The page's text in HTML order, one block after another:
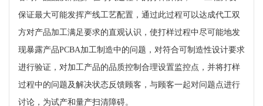
保证最大可能发挥产线工艺配置，通过此过程可以达成代工双
方对产品加工满足要求的直观认识，使打样过程中尽可能地发
现暴露产品PCBA加工制造中的问题，对符合可制造性设计要求
进行验证，对加工产品的品质控制合理设置监控点，并将打样
过程中的问题及解决状态反馈顾客，与顾客一起对问题点进行
讨论，为试产和量产扫清障碍。